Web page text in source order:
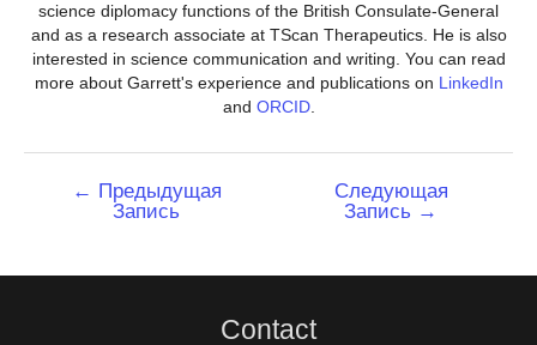
science diplomacy functions of the British Consulate-General
and as a research associate at TScan Therapeutics. He is also
interested in science communication and writing. You can read
more about Garrett's experience and publications on LinkedIn
and ORCID.
Навигация
← Предыдущая
Запись
Следующая
Запись →
Contact